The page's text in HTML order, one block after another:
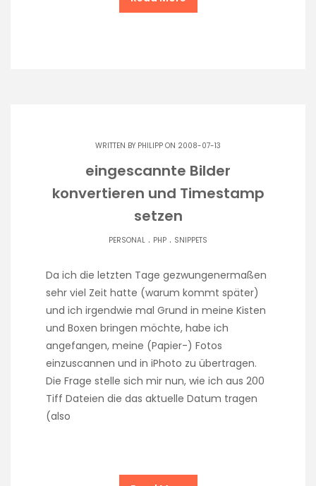
WRITTEN BY PHILIPP ON 2008-07-13
eingescannte Bilder
konvertieren und Timestamp
setzen
PERSONAL . PHP . SNIPPETS
Da ich die letzten Tage gezwungenermaßen
sehr viel Zeit hatte (warum kommt später)
und ich irgendwie mal Grund in meine Kisten
und Boxen bringen möchte, habe ich
angefangen, meine (Papier-) Fotos
einzuscannen und in iPhoto zu übertragen.
Die Frage stelle sich mir nun, wie ich aus 200
Tiff Dateien die das aktuelle Datum tragen
(also